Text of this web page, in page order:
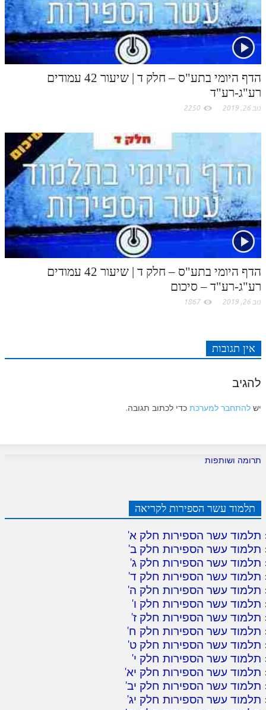
הדף היומי בתע"ס – חלק ד | שיעור 42 עמודים
רע"ג-רע"ד
נוב 26, 2019 2250
הדף היומי בתע"ס – חלק ד | שיעור 42 עמודים
רע"ג-רע"ד – סיכום
נוב 26, 2019 1867
אין תגובות
להגיב
יש להתחבר למערכת כדי לכתוב תגובה.
תרומה ושותפות
תלמוד עשר הספירות לקריאה
תלמוד עשר הספירות חלק א'
תלמוד עשר הספירות חלק ב'
תלמוד עשר הספירות חלק ג'
תלמוד עשר הספירות חלק ד'
תלמוד עשר הספירות חלק ה'
תלמוד עשר הספירות חלק ו'
תלמוד עשר הספירות חלק ז'
תלמוד עשר הספירות חלק ח'
תלמוד עשר הספירות חלק ט'
תלמוד עשר הספירות חלק י'
תלמוד עשר הספירות חלק יא'
תלמוד עשר הספירות חלק יב'
תלמוד עשר הספירות חלק יג'